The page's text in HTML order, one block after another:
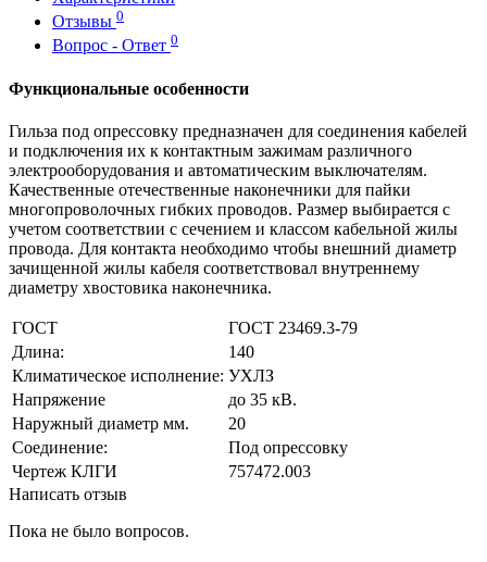
Отзывы 0
Вопрос - Ответ 0
Функциональные особенности
Гильза под опрессовку предназначен для соединения кабелей
и подключения их к контактным зажимам различного
электрооборудования и автоматическим выключателям.
Качественные отечественные наконечники для пайки
многопроволочных гибких проводов. Размер выбирается с
учетом соответствии с сечением и классом кабельной жилы
провода. Для контакта необходимо чтобы внешний диаметр
зачищенной жилы кабеля соответствовал внутреннему
диаметру хвостовика наконечника.
ГОСТ
ГОСТ 23469.3-79
Длина:
140
Климатическое исполнение: УХЛЗ
Напряжение
до 35 кВ.
Наружный диаметр мм.
20
Соединение:
Под опрессовку
Чертеж КЛГИ
757472.003
Написать отзыв
Пока не было вопросов.